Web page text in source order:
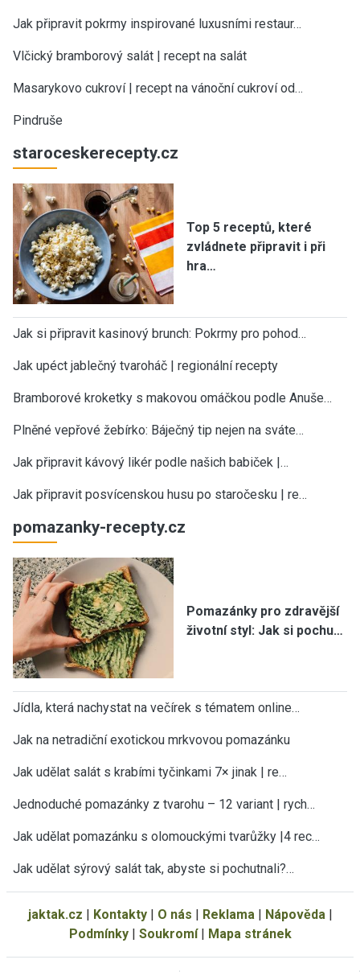
Jak připravit pokrmy inspirované luxusními restaur…
Vlčický bramborový salát | recept na salát
Masarykovo cukroví | recept na vánoční cukroví od…
Pindruše
staroceskerecepty.cz
Top 5 receptů, které
zvládnete připravit i při
hra…
Jak si připravit kasinový brunch: Pokrmy pro pohod…
Jak upéct jablečný tvaroháč | regionální recepty
Bramborové kroketky s makovou omáčkou podle Anuše…
Plněné vepřové žebírko: Báječný tip nejen na sváte…
Jak připravit kávový likér podle našich babiček |…
Jak připravit posvícenskou husu po staročesku | re…
pomazanky-recepty.cz
Pomazánky pro zdravější
životní styl: Jak si pochu…
Jídla, která nachystat na večírek s tématem online…
Jak na netradiční exotickou mrkvovou pomazánku
Jak udělat salát s krabími tyčinkami 7× jinak | re…
Jednoduché pomazánky z tvarohu – 12 variant | rych…
Jak udělat pomazánku s olomouckými tvarůžky |4 rec…
Jak udělat sýrový salát tak, abyste si pochutnali?…
jaktak.cz | Kontakty| O nás | Reklama| Nápověda|
Podmínky| Soukromí| Mapa stránek